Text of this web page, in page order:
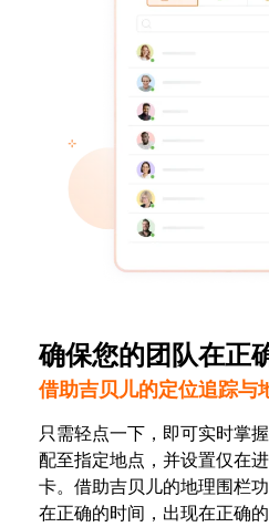
确保您的团队在正
借助吉贝儿的定位追踪与
只需轻点一下，即可实时掌
配至指定地点，并设置仅在
卡。借助吉贝儿的地理围栏
在正确的时间，出现在正确的